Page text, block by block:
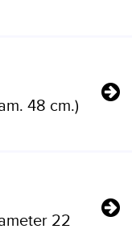
48 cm.)
22